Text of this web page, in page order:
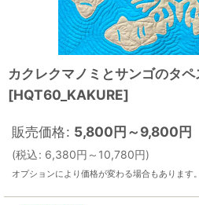
カクレクマノミとサンゴのタ
[HQT60_KAKURE]
販売価格: 5,800円～9,800円
(税込: 6,380円 ～10,780円)
オプションにより価格が変わる場合もあります。